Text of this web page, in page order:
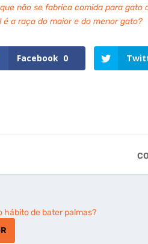
não se fabrica comida para gato
é a raça do maior e do menor gato?
Facebook 0
hábito de bater palmas?